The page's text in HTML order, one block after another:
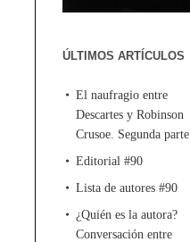
ÚLTIMOS ARTÍCULOS
El naufragio entre
Descartes y Robinson
Crusoe. Segunda parte
Editorial #90
Lista de autores #90
¿Quién es la autora?
Conversación entre